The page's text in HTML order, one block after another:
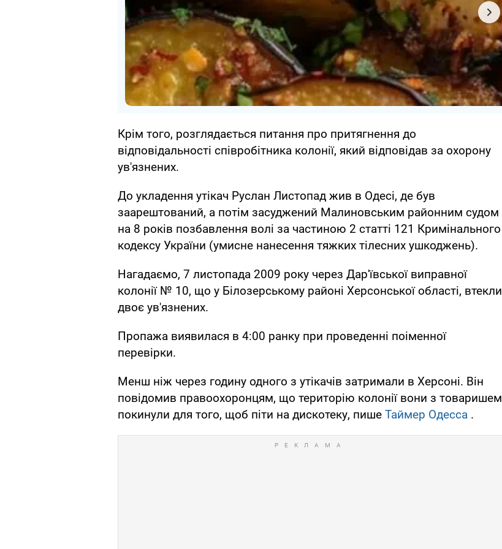
Крім того, розглядається питання про притягнення до
відповідальності співробітника колонії, який відповідав за охорону
ув'язнених.
До укладення утікач Руслан Листопад жив в Одесі, де був
заарештований, а потім засуджений Малиновським районним судом
на 8 років позбавлення волі за частиною 2 статті 121 Кримінального
кодексу України (умисне нанесення тяжких тілесних ушкоджень).
Нагадаємо, 7 листопада 2009 року через Дар'ївської виправної
колонії № 10, що у Білозерському районі Херсонської області, втекли
двоє ув'язнених.
Пропажа виявилася в 4:00 ранку при проведенні поіменної
перевірки.
Менш ніж через годину одного з утікачів затримали в Херсоні. Він
повідомив правоохоронцям, що територію колонії вони з товаришем
покинули для того, щоб піти на дискотеку, пише Таймер Одесса .